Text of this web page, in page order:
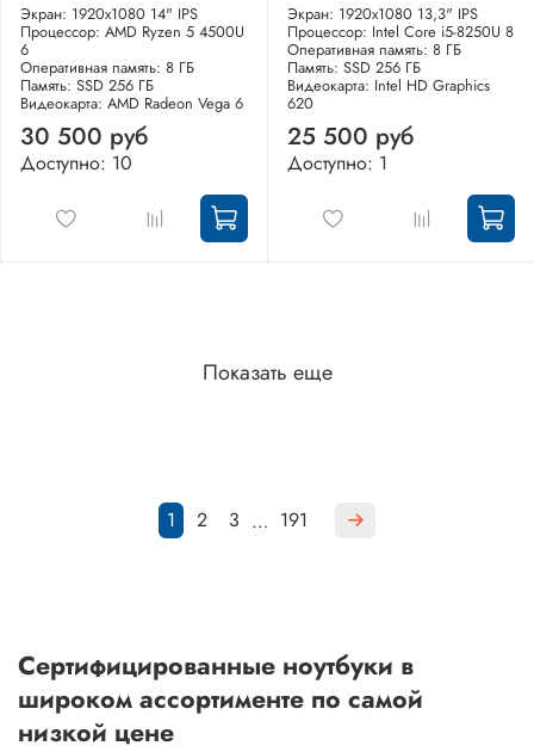
Экран: 1920x1080 14" IPS
Процессор: AMD Ryzen 5 4500U
6
Оперативная память: 8 ГБ
Память: SSD 256 ГБ
Видеокарта: AMD Radeon Vega 6
30 500 руб
Доступно: 10
Экран: 1920x1080 13,3" IPS
Процессор: Intel Core i5-8250U 8
Оперативная память: 8 ГБ
Память: SSD 256 ГБ
Видеокарта: Intel HD Graphics
620
25 500 руб
Доступно: 1
Показать еще
1 2 3 … 191
Сертифицированные ноутбуки в
широком ассортименте по самой
низкой цене